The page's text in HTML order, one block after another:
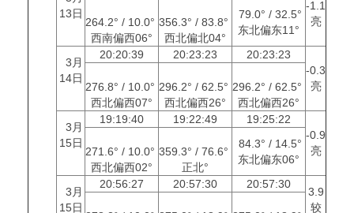
13日
-1.1
亮
264.2° / 10.0°
西南偏西06°
356.3° / 83.8°
西北偏北04°
79.0° / 32.5°
东北偏东11°
3月
14日
20:20:39 20:23:23
20:23:23
-0.3
亮
276.8° / 10.0°
西北偏西07°
296.2° / 62.5°
西北偏西26°
296.2° / 62.5°
西北偏西26°
3月
15日
19:19:40 19:22:49
19:25:22
-0.9
亮
271.6° / 10.0°
西北偏西02°
359.3° / 76.6°
正北°
84.3° / 14.5°
东北偏东06°
3月
15日
20:56:27 20:57:30 20:57:30
3.9
较